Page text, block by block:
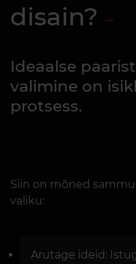
disain?
Ideaalse
valimine on
protsess.
Siin on mõned
valiku:
Arutage ideid: